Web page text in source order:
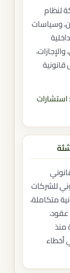
لنظام
وسياسات
للشركات
متكاملة،
منذ
أخطاء